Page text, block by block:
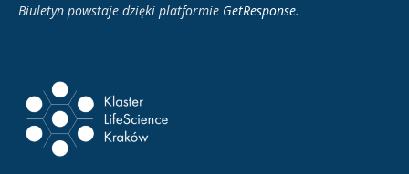
Biuletyn powstaje dzięki platformie GetResponse.